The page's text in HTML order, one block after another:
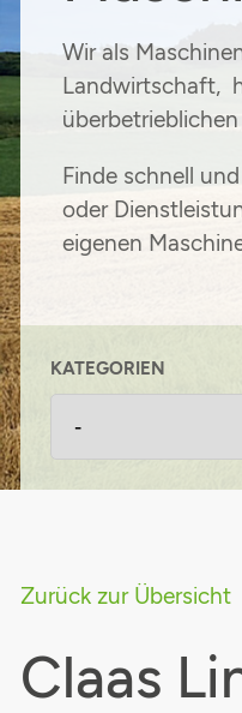
Wir als
Landwirtschaft,
Finde schnell
oder
eigenen
KATEGORIEN
Zurück zur Übersicht
Claas